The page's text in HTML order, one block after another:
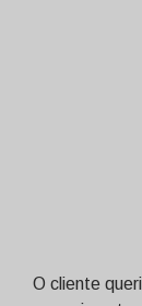
O cliente